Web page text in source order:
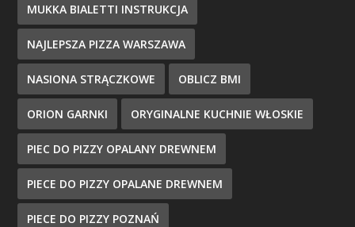
MUKKA BIALETTI INSTRUKCJA
NAJLEPSZA PIZZA WARSZAWA
NASIONA STRĄCZKOWE OBLICZ BMI
ORION GARNKI ORYGINALNE KUCHNIE WŁOSKIE
PIEC DO PIZZY OPALANY DREWNEM
PIECE DO PIZZY OPALANE DREWNEM
PIECE DO PIZZY POZNAŃ